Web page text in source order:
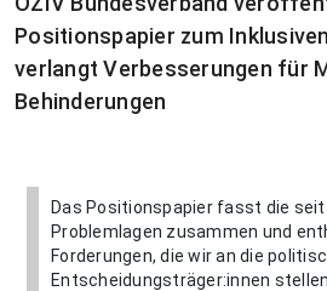
Positionspapier zum
verlangt Verbesserungen für
Behinderungen
Das Positionspapier fasst die
Problemlagen zusammen und
Forderungen, die wir an die
Entscheidungsträger:innen